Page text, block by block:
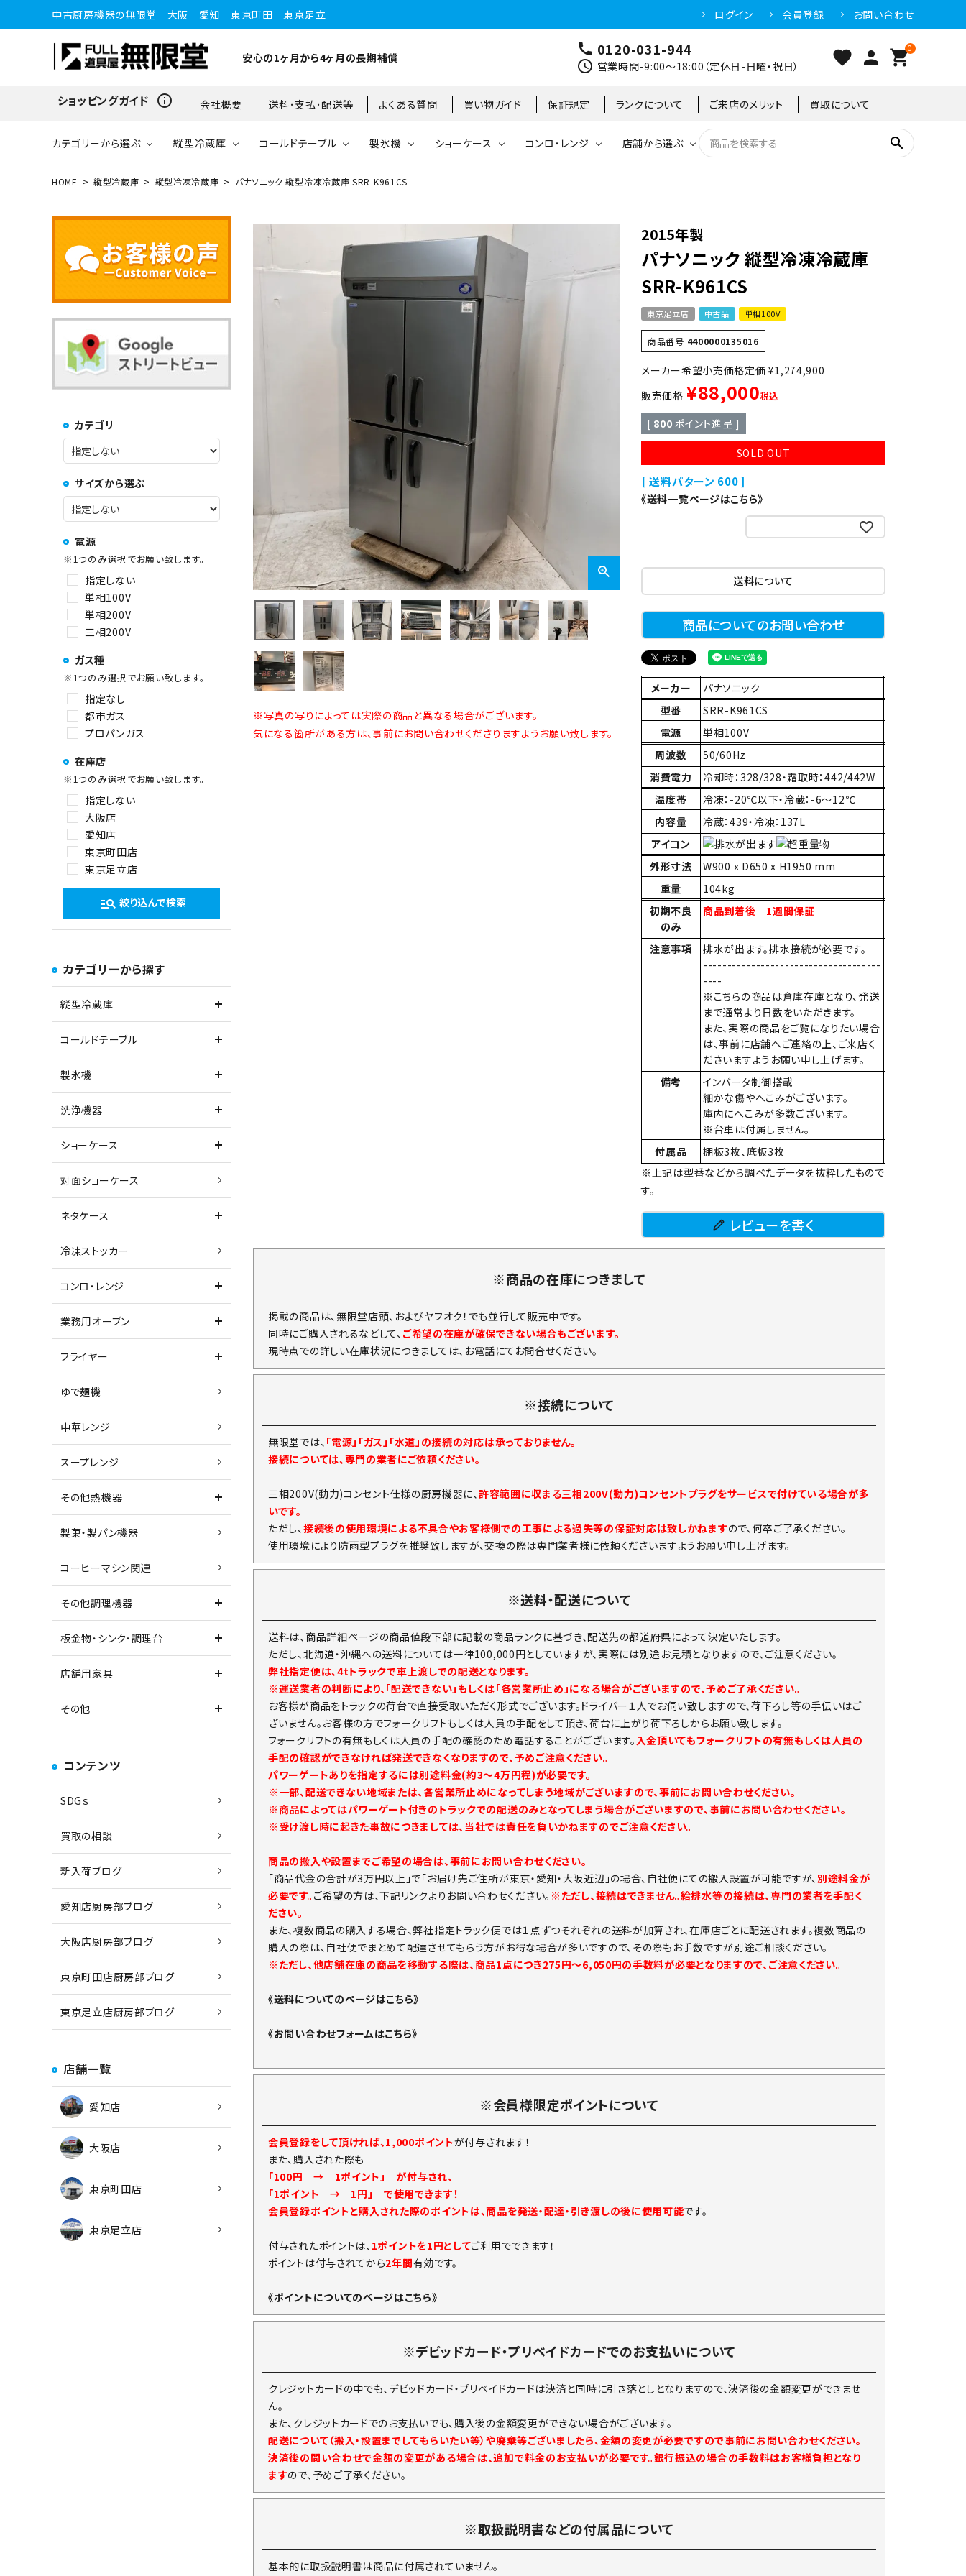
中古厨房機器の無限堂 大阪 愛知 東京町田 東京足立 ログイン 会員登録 お問い合わせ
安心の1ヶ月から4ヶ月の長期補償 call 0120-031-944
schedule 営業時間-9:00～18:00（定休日-日曜・祝日） favorite person 0
shopping_cart
ショッピングガイド info_outline 会社概要 送料･支払･配送等 よくある質問 買い物ガイド 保証規定 ランクについて ご来店のメリット 買取について
カテゴリーから選ぶ
ショーケース 対面ショーケース 冷凍ストッカー
コンロ・レンジ ゆで麺機
その他熱機器 製菓・製パン機器
コーヒーマシン関連 その他調理機器 板金物・シンク・調理台 店舗用家具
その他
縦型冷蔵庫
ブラストチラー・ショックフ
リーザー
コールドテーブル
ドロワータイプ・他
製氷機
65kg 75kg 95kg
100kg以上 ビッグアイス・その他異形
ショーケース
ワインセラー・ワインクーラ
ー
ホットショーケース
コンロ・レンジ 店舗から選ぶ search
HOME 縦型冷蔵庫 縦型冷凍冷蔵庫 パナソニック 縦型冷凍冷蔵庫 SRR-K961CS
カテゴリ
サイズから選ぶ
電源
※1つのみ選択でお願い致します。
指定しない
単相100V
単相200V
三相200V
ガス種
※1つのみ選択でお願い致します。
指定なし
都市ガス
プロパンガス
在庫店
※1つのみ選択でお願い致します。
指定しない
大阪店
愛知店
東京町田店
東京足立店
manage_search 絞り込んで検索
カテゴリーから探す
縦型冷蔵庫
コールドテーブル
製氷機
洗浄機器
ショーケース
対面ショーケース
ネタケース
冷凍ストッカー
コンロ・レンジ
業務用オーブン
フライヤー
ゆで麺機
中華レンジ
スープレンジ
その他熱機器
製菓・製パン機器
コーヒーマシン関連
その他調理機器
板金物・シンク・調理台
店舗用家具
その他
コンテンツ
SDGｓ
買取の相談
新入荷ブログ
愛知店厨房部ブログ
大阪店厨房部ブログ
東京町田店厨房部ブログ
東京足立店厨房部ブログ
店舗一覧
愛知店
大阪店
東京町田店
東京足立店
※写真の写りによっては実際の商品と異なる場合がございます。
気になる箇所がある方は、事前にお問い合わせくださりますようお願い致します。
2015年製
パナソニック 縦型冷凍冷蔵庫
SRR-K961CS
東京足立店 中古品 単相100V
商品番号 4400000135016
定価 ¥1,274,900
販売価格 ¥88,000税込
[ 800 ポイント進呈 ]
SOLD OUT
送料パターン 600
《送料一覧ページはこちら》
送料について
商品についてのお問い合わせ
メーカー
パナソニック
型番
SRR-K961CS
電源
単相100V
周波数
50/60Hz
消費電力
冷却時：328/328・霜取時：442/442W
温度帯
冷凍：-20℃以下・冷蔵：-6～12℃
内容量
冷蔵：439・冷凍：137L
アイコン
外形寸法
W900 x D650 x H1950 mm
重量
104kg
初期不良
のみ
商品到着後 1週間保証
注意事項
排水が出ます。排水接続が必要です。
-------------------------------------
----
※こちらの商品は倉庫在庫となり、発送
まで通常より日数をいただきます。
また、実際の商品をご覧になりたい場合
は、事前に店舗へご連絡の上、ご来店く
ださいますようお願い申し上げます。
備考
インバータ制御搭載
細かな傷やへこみがございます。
庫内にへこみが多数ございます。
※台車は付属しません。
付属品
棚板3枚、底板3枚
※上記は型番などから調べたデータを抜粋したもので
す。
レビューを書く
※商品の在庫につきまして
掲載の商品は、無限堂店頭、およびヤフオク！でも並行して販売中です。
同時にご購入されるなどして、 ご希望の在庫が確保できない場合もございます。
現時点での詳しい在庫状況につきましては、お電話にてお問合せください。
※接続について
無限堂では、 「電源」「ガス」「水道」の接続の対応は承っておりません。
接続については、専門の業者にご依頼ください。
三相200V(動力)コンセント仕様の厨房機器に、 許容範囲に収まる三相200V(動力)コンセントプラグをサービスで付けている場合が多
いです。
ただし、 接続後の使用環境による不具合やお客様側での工事による過失等の保証対応は致しかねますので、何卒ご了承ください。
使用環境により防雨型プラグを推奨致しますが、交換の際は専門業者様に依頼くださいますようお願い申し上げます。
※送料・配送について
送料は、商品詳細ページの商品値段下部に記載の商品ランクに基づき、配送先の都道府県によって決定いたします。
ただし、北海道・沖縄への送料については一律100,000円としていますが、実際には別途お見積となりますので、ご注意ください。
弊社指定便は、4tトラックで車上渡しでの配送となります。
※運送業者の判断により、「配送できない」もしくは「各営業所止め」になる場合がございますので、予めご了承ください。
お客様が商品をトラックの荷台で直接受取いただく形式でございます。ドライバー１人でお伺い致しますので、荷下ろし等の手伝いはご
ざいません。お客様の方でフォークリフトもしくは人員の手配をして頂き、荷台に上がり荷下ろしからお願い致します。
フォークリフトの有無もしくは人員の手配の確認のため電話することがございます。 入金頂いてもフォークリフトの有無もしくは人員の
手配の確認ができなければ発送できなくなりますので、予めご注意ください。
パワーゲートありを指定するには別途料金(約3～4万円程)が必要です。
※一部、配送できない地域または、各営業所止めになってしまう地域がございますので、事前にお問い合わせください。
※商品によってはパワーゲート付きのトラックでの配送のみとなってしまう場合がございますので、事前にお問い合わせください。
※受け渡し時に起きた事故につきましては、当社では責任を負いかねますのでご注意ください。
商品の搬入や設置までご希望の場合は、事前にお問い合わせください。
「商品代金の合計が3万円以上」で「お届け先ご住所が東京・愛知・大阪近辺」の場合、自社便にての搬入設置が可能ですが、 別途料金が
必要です。 ご希望の方は、下記リンクよりお問い合わせください。 ※ただし、接続はできません。給排水等の接続は、専門の業者を手配く
ださい。
また、複数商品の購入する場合、弊社指定トラック便では１点ずつそれぞれの送料が加算され、在庫店ごとに配送されます。複数商品の
購入の際は、自社便でまとめて配達させてもらう方がお得な場合が多いですので、その際もお手数ですが別途ご相談ください。
※ただし、他店舗在庫の商品を移動する際は、商品1点につき275円～6,050円の手数料が必要となりますので、ご注意ください。
《送料についてのページはこちら》
《お問い合わせフォームはこちら》
※会員様限定ポイントについて
会員登録をして頂ければ、1,000ポイントが付与されます！
また、購入された際も
「100円 → 1ポイント」 が付与され、
「1ポイント → 1円」 で使用できます！
会員登録ポイントと購入された際のポイントは、商品を発送・配達・引き渡しの後に使用可能です。
付与されたポイントは、 1ポイントを1円としてご利用でできます！
ポイントは付与されてから2年間有効です。
《ポイントについてのページはこちら》
※デビッドカード・プリベイドカードでのお支払いについて
クレジットカードの中でも、デビッドカード・プリベイドカードは決済と同時に引き落としとなりますので、決済後の金額変更ができませ
ん。
また、クレジットカードでのお支払いでも、購入後の金額変更ができない場合がございます。
配送について（搬入・設置までしてもらいたい等）や廃棄等ございましたら、金額の変更が必要ですので事前にお問い合わせください。
決済後の問い合わせで金額の変更がある場合は、追加で料金のお支払いが必要です。銀行振込の場合の手数料はお客様負担となり
ますので、予めご了承ください。
※取扱説明書などの付属品について
基本的に取扱説明書は商品に付属されていません。